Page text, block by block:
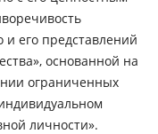
и его представлений
основанной на
ограниченных
личности».